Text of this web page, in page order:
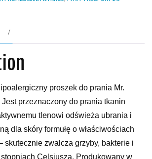
proszek do prania Mr.
Jest przeznaczony do prania tkanin
tlenowi odświeża ubrania i
dla skóry formułę o właściwościach
skutecznie zwalcza grzyby, bakterie i
Celsjusza. Produkowany w